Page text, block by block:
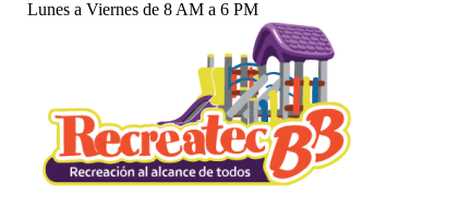
Lunes a Viernes de 8 AM a 6 PM